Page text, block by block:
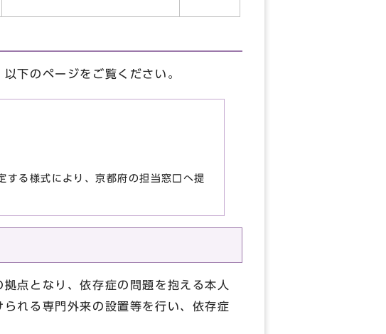
下のページをご覧ください。
る様式により、京都府の担当窓口へ提
点となり、依存症の問題を抱える本人
れる専門外来の設置等を行い、依存症